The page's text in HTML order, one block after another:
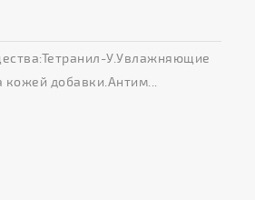
У.Увлажняющие
добавки.Антим...